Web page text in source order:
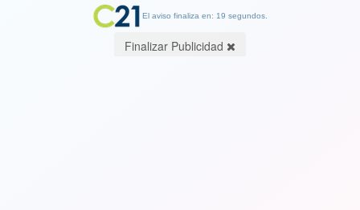
El aviso finaliza en: 19 segundos.
Finalizar Publicidad